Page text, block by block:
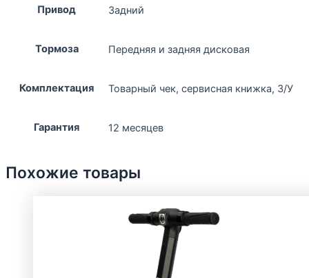
Привод Задний
Тормоза Передняя и задняя дисковая
Комплектация Товарный чек, сервисная книжка, З/У
Гарантия 12 месяцев
Похожие товары